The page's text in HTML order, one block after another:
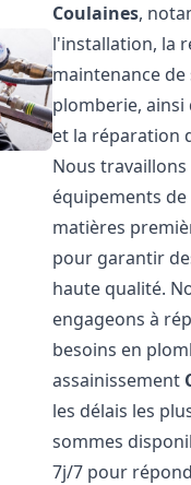
Coulaines,
l'installation, la
maintenance de
plomberie,
et la réparation
Nous travaillons
équipements
matières
pour garantir
haute qualité.
engageons à
besoins en
assainissement
les délais les
sommes
7j/7 pour